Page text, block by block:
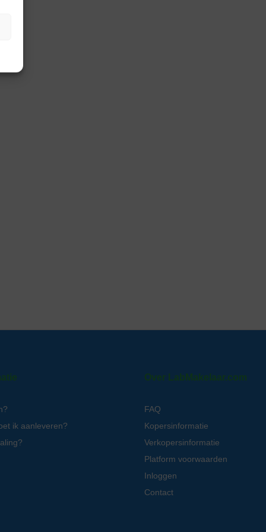
ik aanleveren?
Over LabMakelaar.com
FAQ
Kopersinformatie
Verkopersinformatie
Platform voorwaarden
Inloggen
Contact